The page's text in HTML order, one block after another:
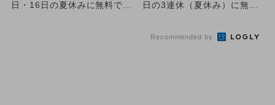
日・16日の夏休みに無料で楽
日の3連休（夏休み）に無料
Recommended by